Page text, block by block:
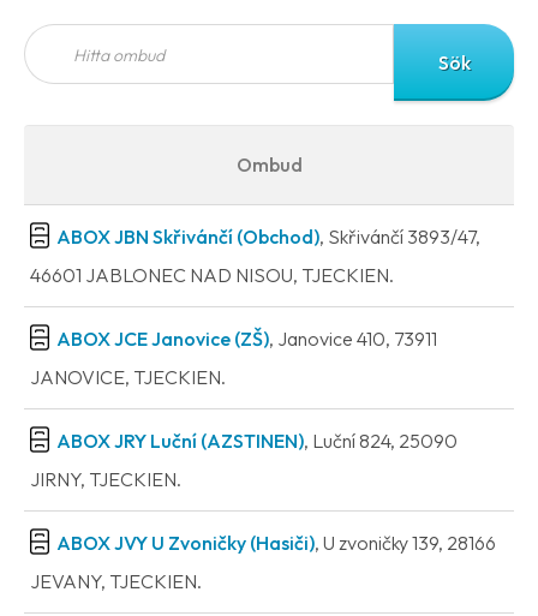
Ombud
ABOX JBN Skřivánčí (Obchod), Skřivánčí 3893/47,
46601 JABLONEC NAD NISOU, TJECKIEN.
ABOX JCE Janovice (ZŠ), Janovice 410, 73911
JANOVICE, TJECKIEN.
ABOX JRY Luční (AZSTINEN), Luční 824, 25090
JIRNY, TJECKIEN.
ABOX JVY U Zvoničky (Hasiči), U zvoničky 139, 28166
JEVANY, TJECKIEN.